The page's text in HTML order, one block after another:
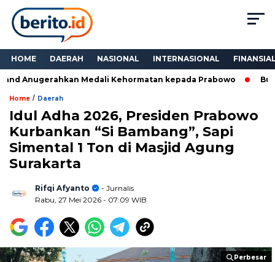
HOME DAERAH NASIONAL INTERNASIONAL
Anugerahkan Medali Kehormatan kepada Prabowo
Home / Daerah
Idul Adha 2026, Presiden Prabowo
Kurbankan “Si Bambang”, Sapi
Simental 1 Ton di Masjid Agung
Surakarta
Rifqi Afyanto
- Jurnalis
Rabu, 27 Mei 2026 - 07:09 WIB
Perbesar
Perbesar